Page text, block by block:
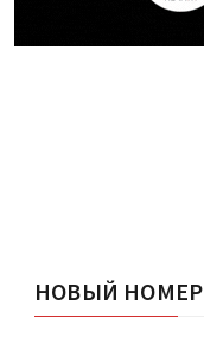
НОВЫЙ НОМЕР